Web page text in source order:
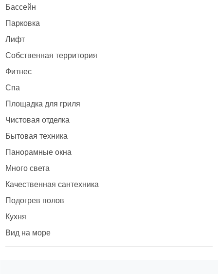
Бассейн
Парковка
Лифт
Собственная территория
Фитнес
Спа
Площадка для гриля
Чистовая отделка
Бытовая техника
Панорамные окна
Много света
Качественная сантехника
Подогрев полов
Кухня
Вид на море